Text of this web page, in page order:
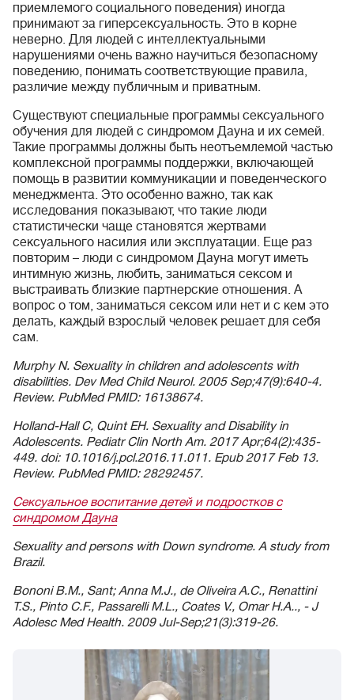
приемлемого социального поведения) иногда
принимают за гиперсексуальность. Это в корне
неверно. Для людей с интеллектуальными
нарушениями очень важно научиться безопасному
поведению, понимать соответствующие правила,
различие между публичным и приватным.
Существуют специальные программы сексуального
обучения для людей с синдромом Дауна и их семей.
Такие программы должны быть неотъемлемой частью
комплексной программы поддержки, включающей
помощь в развитии коммуникации и поведенческого
менеджмента. Это особенно важно, так как
исследования показывают, что такие люди
статистически чаще становятся жертвами
сексуального насилия или эксплуатации. Еще раз
повторим – люди с синдромом Дауна могут иметь
интимную жизнь, любить, заниматься сексом и
выстраивать близкие партнерские отношения. А
вопрос о том, заниматься сексом или нет и с кем это
делать, каждый взрослый человек решает для себя
сам.
Murphy N. Sexuality in children and adolescents with
disabilities. Dev Med Child Neurol. 2005 Sep;47(9):640-4.
Review. PubMed PMID: 16138674.
Holland-Hall C, Quint EH. Sexuality and Disability in
Adolescents. Pediatr Clin North Am. 2017 Apr;64(2):435-
449. doi: 10.1016/j.pcl.2016.11.011. Epub 2017 Feb 13.
Review. PubMed PMID: 28292457.
Сексуальное воспитание детей и подростков с
синдромом Дауна
Sexuality and persons with Down syndrome. A study from
Brazil.
Bononi B.M., Sant; Anna M.J., de Oliveira A.C., Renattini
T.S., Pinto C.F., Passarelli M.L., Coates V., Omar H.A.., - J
Adolesc Med Health. 2009 Jul-Sep;21(3):319-26.